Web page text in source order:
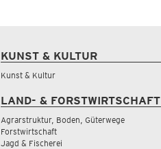
KUNST & KULTUR
Kunst & Kultur
LAND- & FORSTWIRTSCHAFT
Agrarstruktur, Boden, Güterwege
Forstwirtschaft
Jagd & Fischerei